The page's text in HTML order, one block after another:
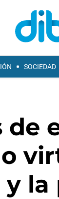
SOCIEDAD
de
la